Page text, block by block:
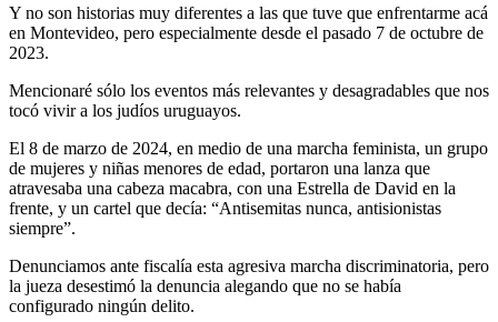
Y no son historias muy diferentes a las que tuve que enfrentarme acá
en Montevideo, pero especialmente desde el pasado 7 de octubre de
2023.
Mencionaré sólo los eventos más relevantes y desagradables que nos
tocó vivir a los judíos uruguayos.
El 8 de marzo de 2024, en medio de una marcha feminista, un grupo
de mujeres y niñas menores de edad, portaron una lanza que
atravesaba una cabeza macabra, con una Estrella de David en la
frente, y un cartel que decía: “Antisemitas nunca, antisionistas
siempre”.
Denunciamos ante fiscalía esta agresiva marcha discriminatoria, pero
la jueza desestimó la denuncia alegando que no se había
configurado ningún delito.